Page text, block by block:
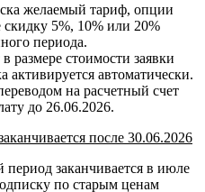
желаемый тариф, опции
5%, 10% или 20%
периода.
размере стоимости заявки
автоматически.
на расчетный счет
до 26.06.2026.
после 30.06.2026
заканчивается в июле
по старым ценам